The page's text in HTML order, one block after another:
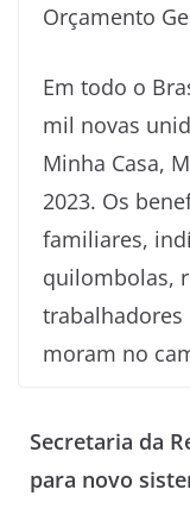
Orçamento
Em todo o
mil novas
Minha Casa,
2023. Os
familiares,
quilombolas,
moram no
Secretaria da
para novo